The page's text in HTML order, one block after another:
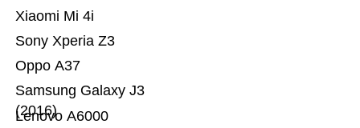
Lenovo A6000
Samsung Galaxy J3
(2016)
Oppo A37
Sony Xperia Z3
Xiaomi Mi 4i